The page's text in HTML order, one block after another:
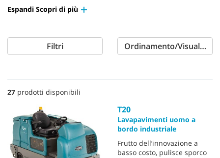
Espandi Scopri di più
Filtri Ordinamento/
27 prodotti disponibili
T20
Lavapavimenti uomo a
bordo industriale
Frutto dell’innovazione a
basso costo, pulisce sporco